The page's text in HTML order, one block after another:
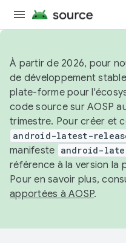
À partir de 2026, pour
de développement
plate-forme pour
code source sur AOSP
trimestre. Pour créer et
android-latest-
manifeste android-
référence à la version la
Pour en savoir plus,
apportées à AOSP.